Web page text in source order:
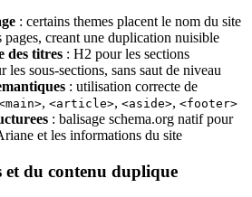
: certains themes placent le nom du site
pages, creant une duplication nuisible
des titres : H2 pour les sections
sous-sections, sans saut de niveau
: utilisation correcte de
, <article>, <aside>, <footer>
: balisage schema.org natif pour
et les informations du site
et du contenu duplique